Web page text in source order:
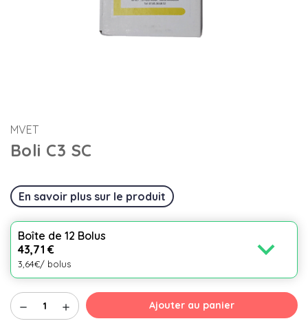
MVET
Boli C3 SC
En savoir plus sur le produit
Boîte de 12 Bolus
43,71 €
3,64€/ bolus expand_more
remove add Ajouter au panier